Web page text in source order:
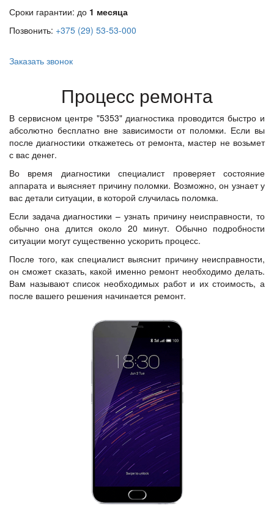
Сроки гарантии: до 1 месяца
Позвонить: +375 (29) 53-53-000
Заказать звонок
Процесс ремонта
В сервисном центре "5353" диагностика проводится быстро и
абсолютно бесплатно вне зависимости от поломки. Если вы
после диагностики откажетесь от ремонта, мастер не возьмет
с вас денег.
Во время диагностики специалист проверяет состояние
аппарата и выясняет причину поломки. Возможно, он узнает у
вас детали ситуации, в которой случилась поломка.
Если задача диагностики – узнать причину неисправности, то
обычно она длится около 20 минут. Обычно подробности
ситуации могут существенно ускорить процесс.
После того, как специалист выяснит причину неисправности,
он сможет сказать, какой именно ремонт необходимо делать.
Вам называют список необходимых работ и их стоимость, а
после вашего решения начинается ремонт.